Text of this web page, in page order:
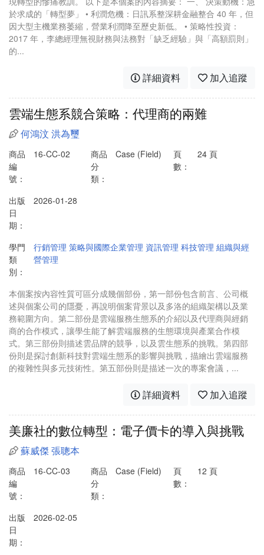
於求成的「轉型夢」 • 利潤危機：日訊系整深耕金融整合 40 年，但
因大型主機業務萎縮，營業利潤降至歷史新低。 • 策略性投資：
2017 年，李總經理無視財務與法務對「缺乏經驗」與「高額罰則」
的...
詳細資料 加入追蹤
雲端生態系競合策略：代理商的兩難
何鴻汶 洪為璽
商品
編
號：
16-CC-02
商品
分
類：
Case (Field)
頁
數：
24 頁
出版
日
期：
2026-01-28
學門
類
別：
行銷管理 策略與國際企業管理 資訊管理 科技管理 組織與經
營管理
本個案按內容性質可區分成幾個部份，第一部份包含前言、公司概
述與個案公司的隱憂，再說明個案背景以及多洛的組織架構以及業
務範圍方向。第二部份是雲端服務生態系的介紹以及代理商與經銷
商的合作模式，讓學生能了解雲端服務的生態環境與產業合作模
式。第三部份則描述雲品牌的競爭，以及雲生態系的挑戰。第四部
份則是探討創新科技對雲端生態系的影響與挑戰，描繪出雲端服務
的複雜性與多元技術性。第五部份則是描述一次的專案會議，...
詳細資料 加入追蹤
美廉社的數位轉型：電子價卡的導入與挑戰
蘇威傑張聰本
商品
編
號：
16-CC-03
商品
分
類：
Case (Field)
頁
數：
12 頁
出版
日
期：
2026-02-05